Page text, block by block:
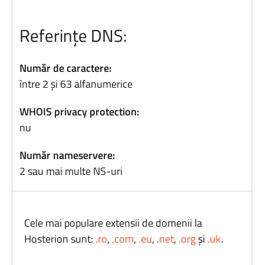
Referințe DNS:
Număr de caractere:
între 2 și 63 alfanumerice
WHOIS privacy protection:
nu
Număr nameservere:
2 sau mai multe NS-uri
Cele mai populare extensii de domenii la
Hosterion sunt: .ro, .com, .eu, .net, .orgși .uk.